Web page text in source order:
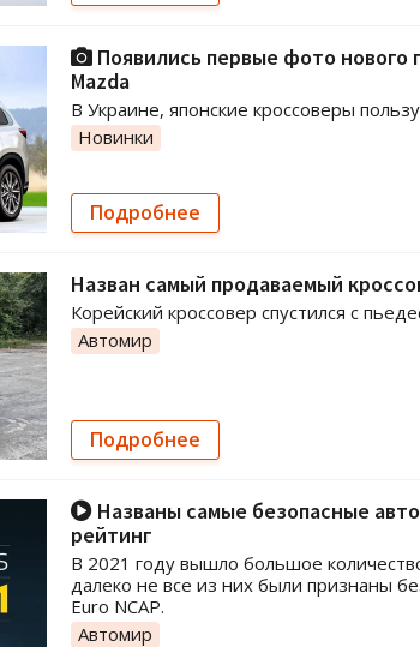
Появились первые фото нового
Mazda
В Украине, японские кроссоверы
Новинки
Подробнее
Назван самый продаваемый
Корейский кроссовер спустился с
Автомир
Подробнее
Названы самые безопасные
рейтинг
В 2021 году вышло большое
далеко не все из них были признаны
Euro NCAP.
Автомир